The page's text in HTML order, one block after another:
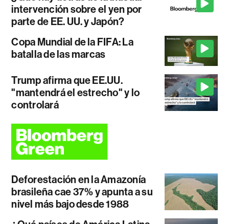
intervención sobre el yen por
parte de EE. UU. y Japón?
Copa Mundial de la FIFA: La
batalla de las marcas
Trump afirma que EE.UU.
"mantendrá el estrecho" y lo
controlará
Deforestación en la Amazonía
brasileña cae 37% y apunta a su
nivel más bajo desde 1988